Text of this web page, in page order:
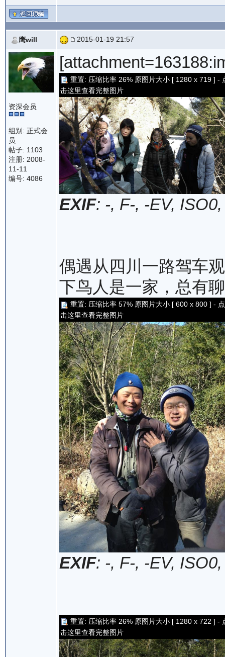
鹰will 2015-01-19 21:57
资深会员
组别: 正式会
员
帖子: 1103
注册: 2008-
11-11
编号: 4086
重置: 压缩比率 26% 原图片大小 [ 1280 x 719 ] -
击这里查看完整图片
EXIF: -, F-, -EV,
偶遇从四川一路驾车
下鸟人是一家，总有
重置: 压缩比率 57% 原图片大小 [ 600 x 800 ] - 点
击这里查看完整图片
EXIF: -, F-, -EV,
重置: 压缩比率 26% 原图片大小 [ 1280 x 722 ] -
击这里查看完整图片